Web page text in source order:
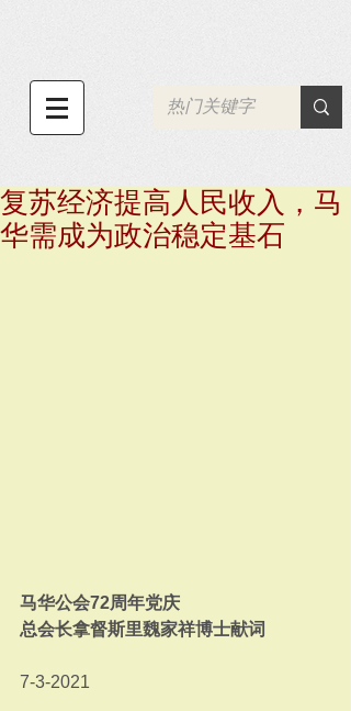
复苏经济提高人民收入，马
华需成为政治稳定基石
马华公会72周年党庆
总会长拿督斯里魏家祥博士献词
7-3-2021